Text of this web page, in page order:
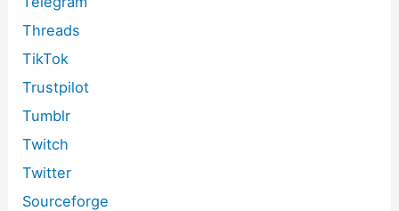
Threads
TikTok
Trustpilot
Tumblr
Twitch
Twitter
Sourceforge